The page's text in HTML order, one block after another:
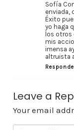
Sofía
enviada,
Éxito
yo haga
los
mis
imensa
altruista
Leave a
Your email